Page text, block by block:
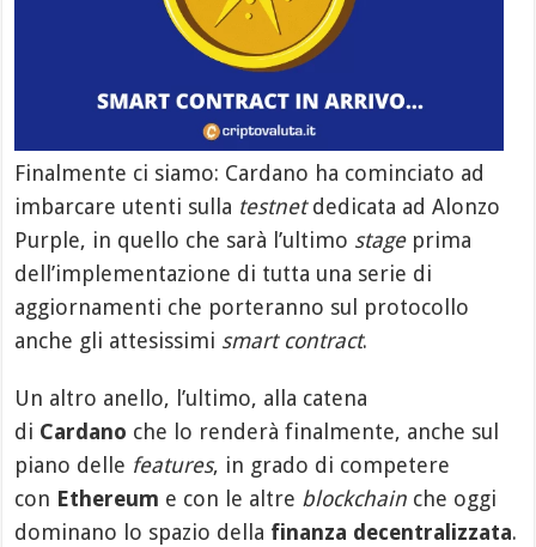
Finalmente ci siamo: Cardano ha cominciato ad
imbarcare utenti sulla testnetdedicata ad Alonzo
Purple, in quello che sarà l’ultimo stageprima
dell’implementazione di tutta una serie di
aggiornamenti che porteranno sul protocollo
anche gli attesissimi smart contract.
Un altro anello, l’ultimo, alla catena
di Cardano che lo renderà finalmente, anche sul
piano delle features, in grado di competere
con Ethereum e con le altre blockchain che oggi
dominano lo spazio della finanza decentralizzata.